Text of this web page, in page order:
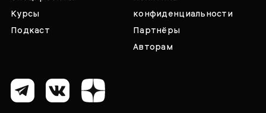
Курсы
Подкаст
конфиденциальности
Партнёры
Авторам